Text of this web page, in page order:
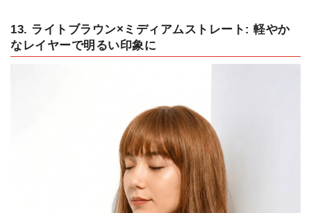
13. ライトブラウン×ミディアムストレート: 軽やか
なレイヤーで明るい印象に